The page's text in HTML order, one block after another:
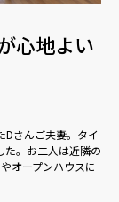
心地よい
Dさんご夫妻。タイ
た。お二人は近隣の
オープンハウスに